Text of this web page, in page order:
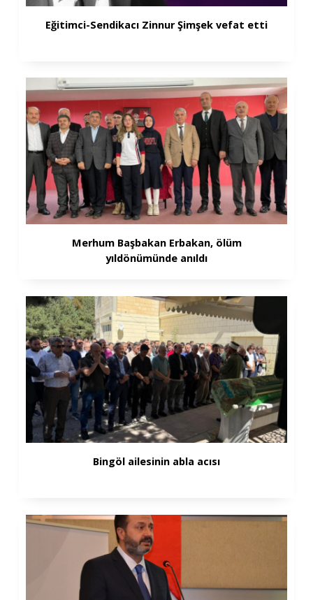
Eğitimci-Sendikacı Zinnur Şimşek vefat etti
Merhum Başbakan Erbakan, ölüm
yıldönümünde anıldı
Bingöl ailesinin abla acısı